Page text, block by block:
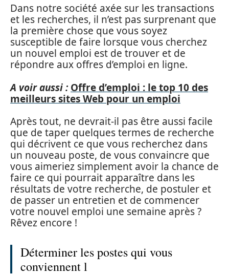
Dans notre société axée sur les transactions
et les recherches, il n’est pas surprenant que
la première chose que vous soyez
susceptible de faire lorsque vous cherchez
un nouvel emploi est de trouver et de
répondre aux offres d’emploi en ligne.
A voir aussi : Offre d’emploi : le top 10 des
meilleurs sites Web pour un emploi
Après tout, ne devrait-il pas être aussi facile
que de taper quelques termes de recherche
qui décrivent ce que vous recherchez dans
un nouveau poste, de vous convaincre que
vous aimeriez simplement avoir la chance de
faire ce qui pourrait apparaître dans les
résultats de votre recherche, de postuler et
de passer un entretien et de commencer
votre nouvel emploi une semaine après ?
Rêvez encore !
Déterminer les postes qui vous
conviennent l